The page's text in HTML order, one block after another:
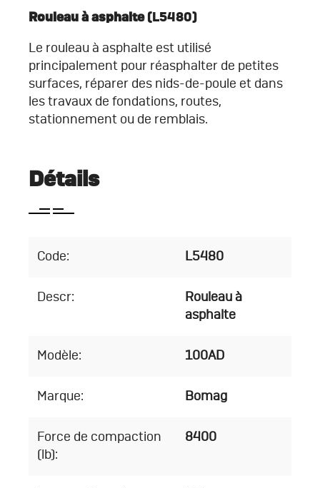
Rouleau à asphalte(L5480)
Le rouleau à asphalte est utilisé
principalement pour réasphalter de petites
surfaces, réparer des nids-de-poule et dans
les travaux de fondations, routes,
stationnement ou de remblais.
Détails
Code: L5480
Descr:
Rouleau à
asphalte
Modèle: 100AD
Marque: Bomag
Force de compaction
(lb):
8400